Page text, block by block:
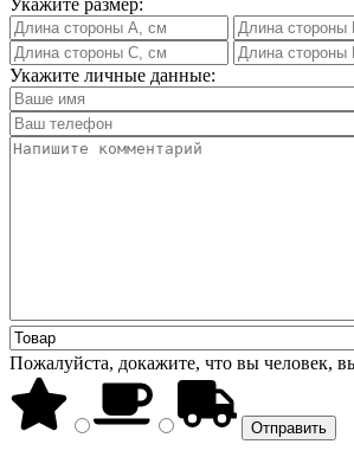
Укажите личные данные:
Пожалуйста, докажите, что вы человек,